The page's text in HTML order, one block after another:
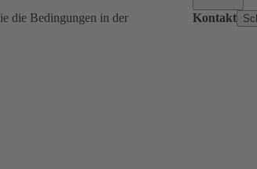
die Bedingungen in der
Kontakt